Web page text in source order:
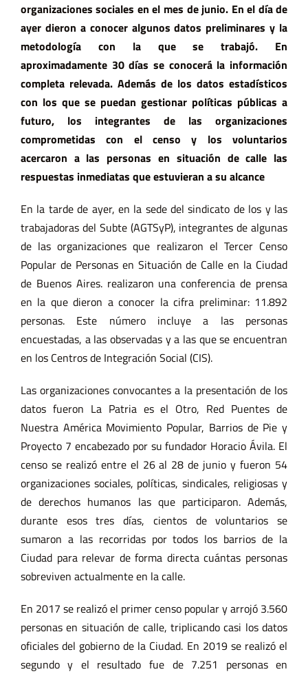
organizaciones sociales en el mes de junio. En el día de
ayer dieron a conocer algunos datos preliminares y la
metodología con la que se trabajó. En
aproximadamente 30 días se conocerá la información
completa relevada. Además de los datos estadísticos
con los que se puedan gestionar políticas públicas a
futuro, los integrantes de las organizaciones
comprometidas con el censo y los voluntarios
acercaron a las personas en situación de calle las
respuestas inmediatas que estuvieran a su alcance
En la tarde de ayer, en la sede del sindicato de los y las
trabajadoras del Subte (AGTSyP), integrantes de algunas
de las organizaciones que realizaron el Tercer Censo
Popular de Personas en Situación de Calle en la Ciudad
de Buenos Aires. realizaron una conferencia de prensa
en la que dieron a conocer la cifra preliminar: 11.892
personas. Este número incluye a las personas
encuestadas, a las observadas y a las que se encuentran
en los Centros de Integración Social (CIS).
Las organizaciones convocantes a la presentación de los
datos fueron La Patria es el Otro, Red Puentes de
Nuestra América Movimiento Popular, Barrios de Pie y
Proyecto 7 encabezado por su fundador Horacio Ávila. El
censo se realizó entre el 26 al 28 de junio y fueron 54
organizaciones sociales, políticas, sindicales, religiosas y
de derechos humanos las que participaron. Además,
durante esos tres días, cientos de voluntarios se
sumaron a las recorridas por todos los barrios de la
Ciudad para relevar de forma directa cuántas personas
sobreviven actualmente en la calle.
En 2017 se realizó el primer censo popular y arrojó 3.560
personas en situación de calle, triplicando casi los datos
oficiales del gobierno de la Ciudad. En 2019 se realizó el
segundo y el resultado fue de 7.251 personas en